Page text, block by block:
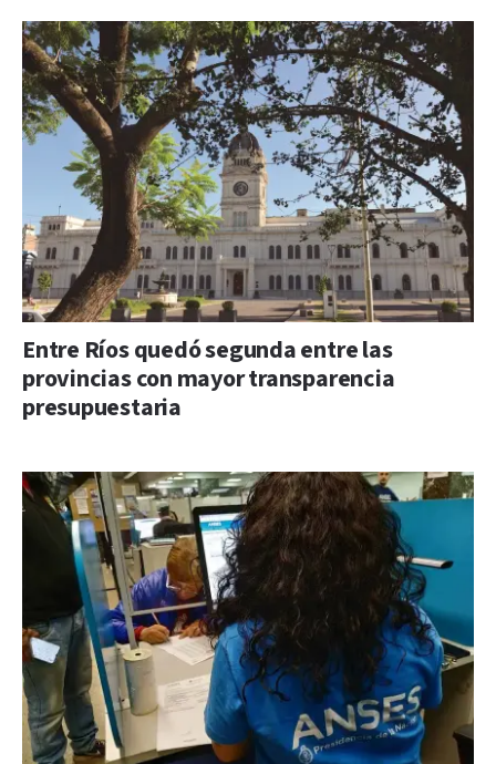
Entre Ríos quedó segunda entre las
provincias con mayor transparencia
presupuestaria